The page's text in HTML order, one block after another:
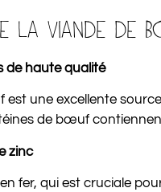
LA VIANDE
de haute qualité
une excellente
de bœuf
zinc
fer, qui est cruciale